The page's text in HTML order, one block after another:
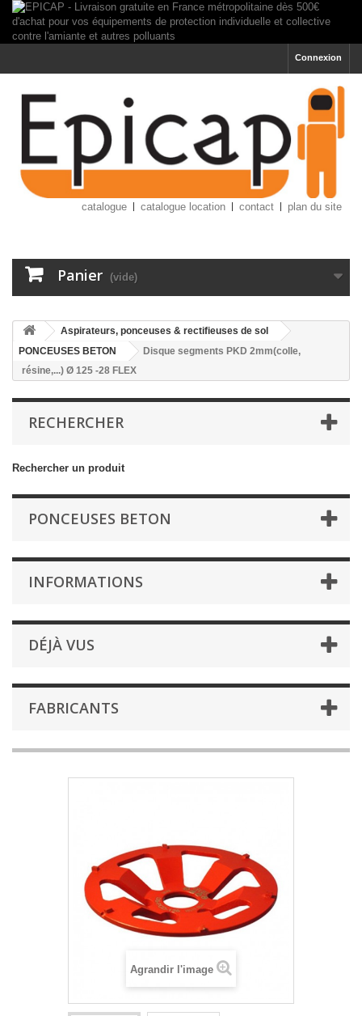
Connexion
catalogue catalogue location contact plan du site
Panier (vide)
Aspirateurs, ponceuses & rectifieuses de sol
PONCEUSES BETON
Disque segments PKD 2mm(colle,
résine,...) Ø 125 -28 FLEX
RECHERCHER
Rechercher un produit
PONCEUSES BETON
INFORMATIONS
DÉJÀ VUS
FABRICANTS
Agrandir l'image